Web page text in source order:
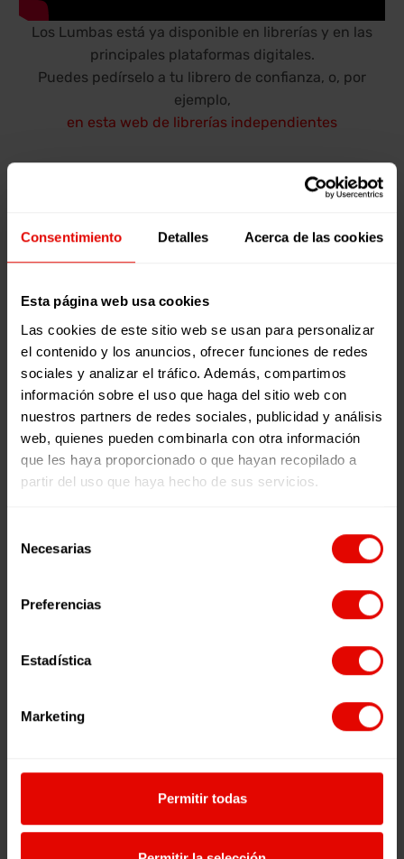
Consentimiento Detalles Acerca de las cookies
Esta página web usa cookies
Las cookies de este sitio web se usan para personalizar
el contenido y los anuncios, ofrecer funciones de redes
sociales y analizar el tráfico. Además, compartimos
información sobre el uso que haga del sitio web con
nuestros partners de redes sociales, publicidad y análisis
web, quienes pueden combinarla con otra información
que les haya proporcionado o que hayan recopilado a
partir del uso que haya hecho de sus servicios.
Necesarias
Preferencias
Estadística
Marketing
Permitir todas
Los Lumbas está ya disponible en librerías y en las
principales plataformas digitales.
Puedes pedírselo a tu librero de confianza, o, por
ejemplo,
en esta web de librerías independientes
Añadir comentarios
Mensaje
Nombre *